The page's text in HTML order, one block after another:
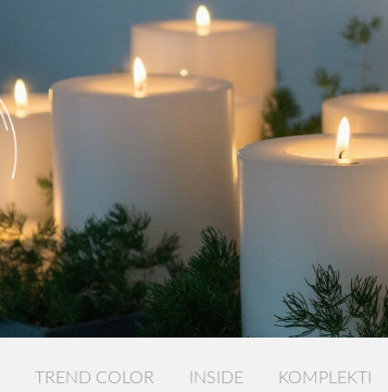
TREND COLOR INSIDE KOMPLEKTI